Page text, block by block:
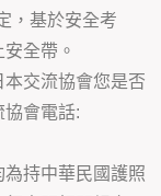
，基於安全考
全帶。
交流協會您是否
會電話:
持中華民國護照